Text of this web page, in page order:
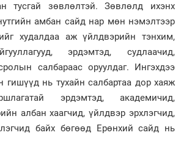
тусгай зөвлөлтэй. Зөвлөлд ихэнх
амбан сайд нар мөн нэмэлтээр
худалдаа аж үйлдвэрийн тэнхим,
эрдэмтэд, судлаачид,
салбараас оруулдаг. Ингэхдээ
гишүүд нь тухайн салбартаа дор хаяж
эрдэмтэд, академичид,
албан хаагчид, үйлдвэр эрхлэгчид,
байх бөгөөд Ерөнхий сайд нь